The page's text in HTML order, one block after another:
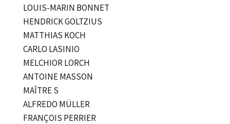
LOUIS-MARIN BONNET
HENDRICK GOLTZIUS
MATTHIAS KOCH
CARLO LASINIO
MELCHIOR LORCH
ANTOINE MASSON
MAÎTRE S
ALFREDO MÜLLER
FRANÇOIS PERRIER